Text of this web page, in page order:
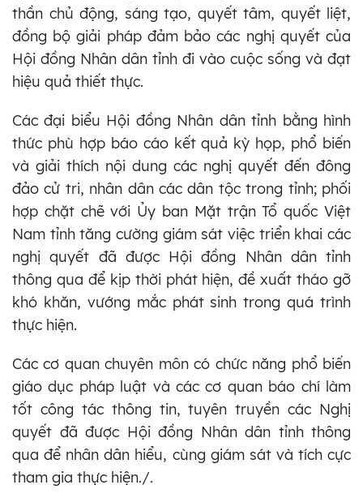
thần chủ động, sáng tạo, quyết tâm, quyết liệt,
đồng bộ giải pháp đảm bảo các nghị quyết của
Hội đồng Nhân dân tỉnh đi vào cuộc sống và đạt
hiệu quả thiết thực.
Các đại biểu Hội đồng Nhân dân tỉnh bằng hình
thức phù hợp báo cáo kết quả kỳ họp, phổ biến
và giải thích nội dung các nghị quyết đến đông
đảo cử tri, nhân dân các dân tộc trong tỉnh; phối
hợp chặt chẽ với Ủy ban Mặt trận Tổ quốc Việt
Nam tỉnh tăng cường giám sát việc triển khai các
nghị quyết đã được Hội đồng Nhân dân tỉnh
thông qua để kịp thời phát hiện, đề xuất tháo gỡ
khó khăn, vướng mắc phát sinh trong quá trình
thực hiện.
Các cơ quan chuyên môn có chức năng phổ biến
giáo dục pháp luật và các cơ quan báo chí làm
tốt công tác thông tin, tuyên truyền các Nghị
quyết đã được Hội đồng Nhân dân tỉnh thông
qua để nhân dân hiểu, cùng giám sát và tích cực
tham gia thực hiện./.